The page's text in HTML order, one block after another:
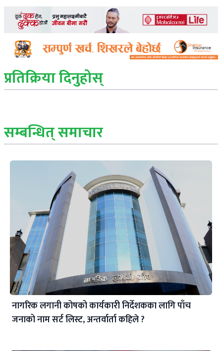
प्रतिक्रिया दिनुहोस्
सम्बन्धित् समाचार
नागरिक लगानी कोषको कार्यकारी निर्देशकका लागि पाँच
जनाको नाम सर्ट लिस्ट, अन्तर्वार्ता कहिले ?